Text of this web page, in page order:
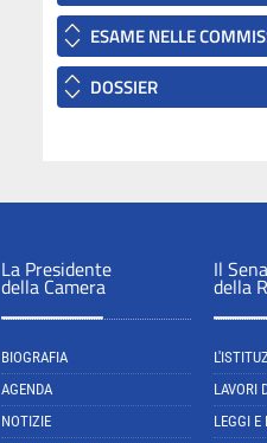
ESAME NELLE
DOSSIER
La Presidente
della Camera
BIOGRAFIA
AGENDA
NOTIZIE
Il
della
LAVORI
LEGGI E